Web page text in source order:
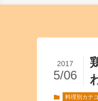
2017
5/06
料理別カテ